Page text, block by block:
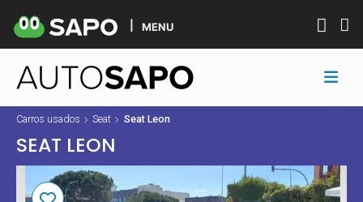
MENU
Carros usados Seat Seat Leon
SEAT LEON